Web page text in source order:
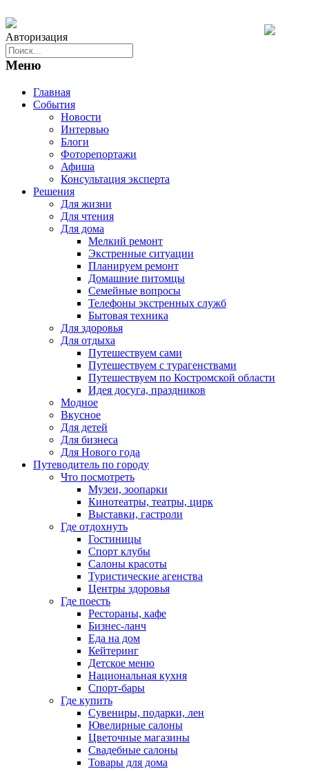
Авторизация
Меню
Главная
События
Новости
Интервью
Блоги
Фоторепортажи
Афиша
Консультация эксперта
Решения
Для жизни
Для чтения
Для дома
Мелкий ремонт
Экстренные ситуации
Планируем ремонт
Домашние питомцы
Семейные вопросы
Телефоны экстренных служб
Бытовая техника
Для здоровья
Для отдыха
Путешествуем сами
Путешествуем с турагенствами
Путешествуем по Костромской области
Идея досуга, праздников
Модное
Вкусное
Для детей
Для бизнеса
Для Нового года
Путеводитель по городу
Что посмотреть
Музеи, зоопарки
Кинотеатры, театры, цирк
Выставки, гастроли
Где отдохнуть
Гостиницы
Спорт клубы
Салоны красоты
Туристические агенства
Центры здоровья
Где поесть
Рестораны, кафе
Бизнес-ланч
Еда на дом
Кейтеринг
Детское меню
Национальная кухня
Спорт-бары
Где купить
Сувениры, подарки, лен
Ювелирные салоны
Цветочные магазины
Свадебные салоны
Товары для дома